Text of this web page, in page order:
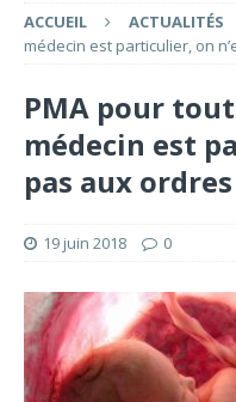
ACCUEIL ACTUALITÉS
médecin est particulier, on
PMA pour
médecin est
pas aux
19 juin 2018 0